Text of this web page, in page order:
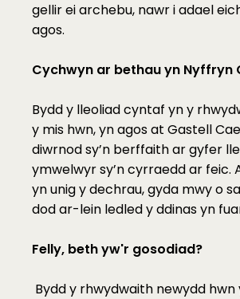
gellir ei archebu, nawr i adael
agos.
Cychwyn ar bethau yn Nyffryn
Bydd y lleoliad cyntaf yn y
y mis hwn, yn agos at Gastell
diwrnod sy’n berffaith ar gyfer
ymwelwyr sy’n cyrraedd ar feic.
yn unig y dechrau, gyda mwy o
dod ar-lein ledled y ddinas yn
Felly, beth yw'r gosodiad?